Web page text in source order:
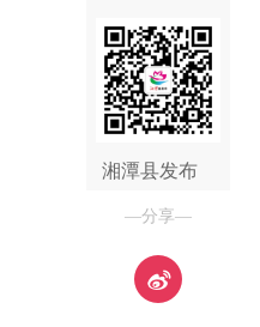
湘潭县发布
—分享—